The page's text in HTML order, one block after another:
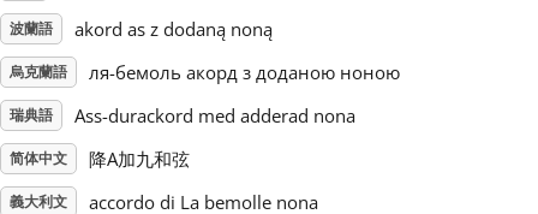
Українська
简体中文
波蘭語 akord as z dodaną noną
烏克蘭語 ля-бемоль акорд з доданою ноною
瑞典語 Ass-durackord med adderad nona
简体中文 降A加九和弦
義大利文 accordo di La bemolle nona